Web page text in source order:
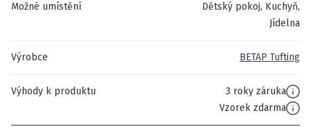
Možné umístění
Dětský pokoj, Kuchyň,
Jídelna
Výrobce BETAP Tufting
Výhody k produktu
3 roky záruka
Vzorek zdarma